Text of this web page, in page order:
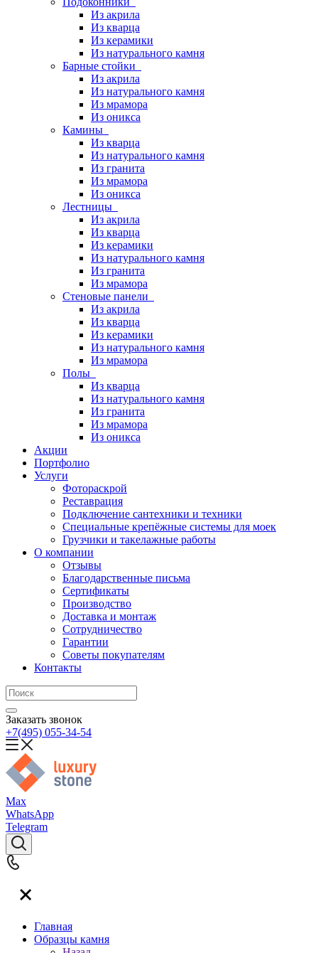
Из акрила
Из кварца
Из керамики
Из натурального камня
Барные стойки
Из акрила
Из натурального камня
Из мрамора
Из оникса
Камины
Из кварца
Из натурального камня
Из гранита
Из мрамора
Из оникса
Лестницы
Из акрила
Из кварца
Из керамики
Из натурального камня
Из гранита
Из мрамора
Стеновые панели
Из акрила
Из кварца
Из керамики
Из натурального камня
Из мрамора
Полы
Из кварца
Из натурального камня
Из гранита
Из мрамора
Из оникса
Акции
Портфолио
Услуги
Фотораскрой
Реставрация
Подключение сантехники и техники
Специальные крепёжные системы для моек
Грузчики и такелажные работы
О компании
Отзывы
Благодарственные письма
Сертификаты
Производство
Доставка и монтаж
Сотрудничество
Гарантии
Советы покупателям
Контакты
Заказать звонок
+7(495) 055-34-54
Max
WhatsApp
Telegram
Главная
Образцы камня